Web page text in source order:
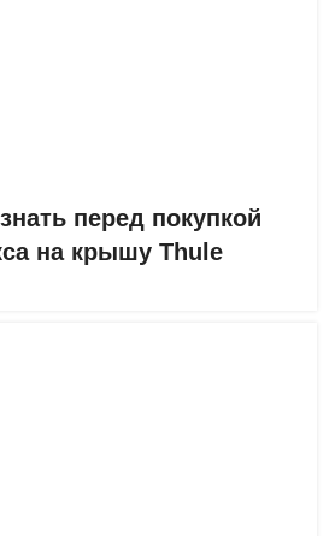
перед покупкой
на крышу Thule